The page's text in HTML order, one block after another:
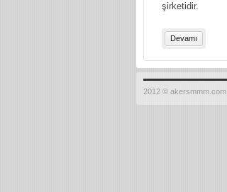
şirketidir.
Devamı
2012 © akersmmm.com